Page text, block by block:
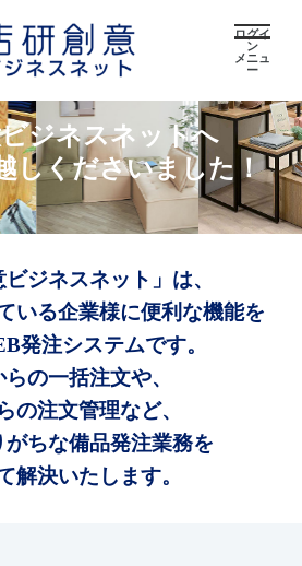
ログイ
ン
メニュ
ー
ジネスネットへ
しくださいました！
ビジネスネット」は、
いる企業様に便利な機能を
発注システムです。
の一括注文や、
の注文管理など、
がちな備品発注業務を
解決いたします。